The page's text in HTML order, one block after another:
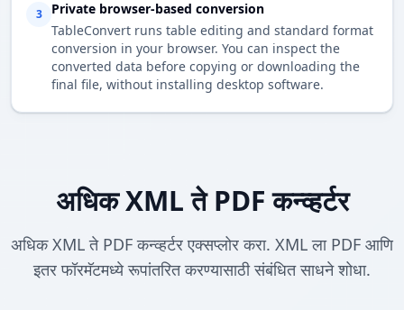
3
Private browser-based conversion
TableConvert runs table editing and standard format
conversion in your browser. You can inspect the
converted data before copying or downloading the
final file, without installing desktop software.
अधिक XML ते PDF कन्व्हर्टर
अधिक XML ते PDF कन्व्हर्टर एक्सप्लोर करा. XML ला PDF आणि
इतर फॉरमॅटमध्ये रूपांतरित करण्यासाठी संबंधित साधने शोधा.